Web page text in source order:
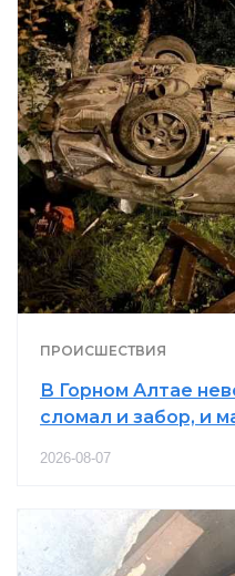
ПРОИСШЕСТВИЯ
В Горном Алтае
сломал и забор, и
2026-08-07